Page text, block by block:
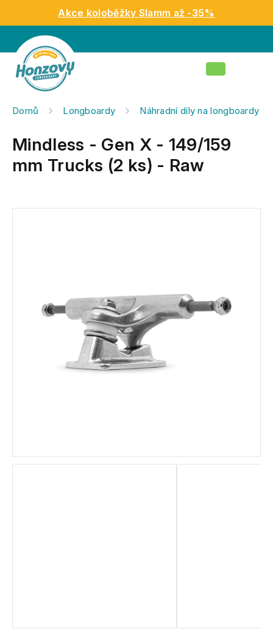
obsah
Akce koloběžky Slamm až -35%
Nákupní
Domů Longboardy Náhradní díly na longboardy
Mindless - Gen X - 149/159
mm Trucks (2 ks) - Raw